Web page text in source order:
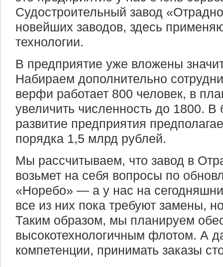
Судостроительный завод
новейших заводов, здесь
технологии.
В предприятие уже вложены
Набираем дополнительно
верфи работает 800 человек, в
увеличить численность до 1800.
развитие предприятия
порядка 1,5 млрд рублей.
Мы рассчитываем, что завод в
возьмет на себя вопросы по
«Норебо» — а у нас на
все из них пока требуют замены,
Таким образом, мы планируем
высокотехнологичным флотом. А
компетенции, принимать заказы